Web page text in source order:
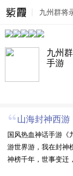
九州群将
手游
九州
手游
山海封神西游
国风热血神话手游《
游世界游，我在封神
神榜千年，世事变迁
依然如故，西行真